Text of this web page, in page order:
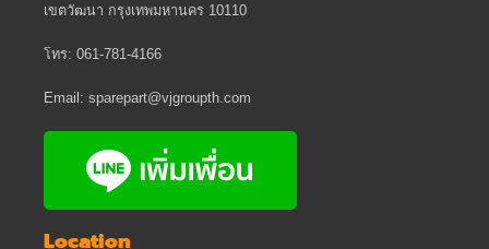
เขตวัฒนา กรุงเทพมหานคร 10110
โทร: 061-781-4166
Email: sparepart@vjgroupth.com
Location